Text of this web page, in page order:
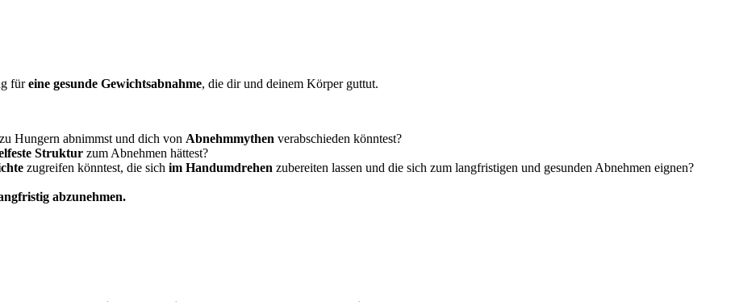
füreine gesunde Gewichtsabnahme, die dir und deinem Körper guttut.
Hungern abnimmst und dich von Abnehmmythen verabschieden könntest?
Struktur zum Abnehmen hättest?⁣⁣⁣⁣
zugreifen könntest, die sich im Handumdrehen zubereiten lassen und die sich zum langfristigen und gesunden Abnehmen eignen?
abzunehmen.